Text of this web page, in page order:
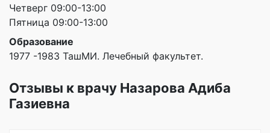
Четверг 09:00-13:00
Пятница 09:00-13:00
Образование
1977 -1983 ТашМИ. Лечебный факультет.
Отзывы к врачу Назарова Адиба
Газиевна